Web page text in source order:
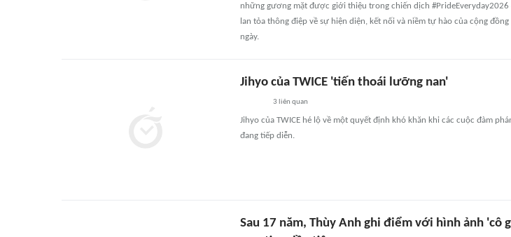
những gương mặt được giới thiệu trong chiến dịch
lan tỏa thông điệp về sự hiện diện, kết nối và niềm tự hào của cộng đồng
ngày.
Jihyo của TWICE 'tiến thoái lưỡng nan'
3 liên quan
Jihyo của TWICE hé lộ về một quyết định khó khăn khi các cuộc đàm
đang tiếp diễn.
Sau 17 năm, Thùy Anh ghi điểm với hình ảnh 'cô